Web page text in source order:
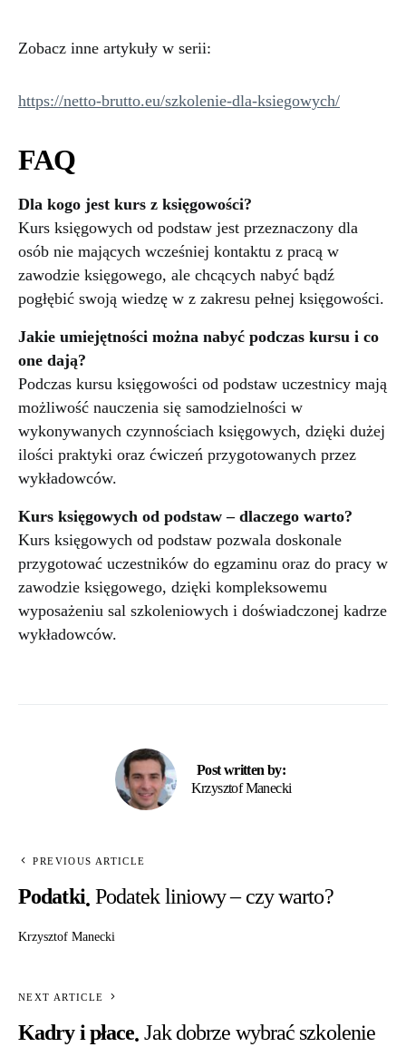
Zobacz inne artykuły w serii:
https://netto-brutto.eu/szkolenie-dla-ksiegowych/
FAQ
Dla kogo jest kurs z księgowości?
Kurs księgowych od podstaw jest przeznaczony dla
osób nie mających wcześniej kontaktu z pracą w
zawodzie księgowego, ale chcących nabyć bądź
pogłębić swoją wiedzę w z zakresu pełnej księgowości.
Jakie umiejętności można nabyć podczas kursu i co
one dają?
Podczas kursu księgowości od podstaw uczestnicy mają
możliwość nauczenia się samodzielności w
wykonywanych czynnościach księgowych, dzięki dużej
ilości praktyki oraz ćwiczeń przygotowanych przez
wykładowców.
Kurs księgowych od podstaw – dlaczego warto?
Kurs księgowych od podstaw pozwala doskonale
przygotować uczestników do egzaminu oraz do pracy w
zawodzie księgowego, dzięki kompleksowemu
wyposażeniu sal szkoleniowych i doświadczonej kadrze
wykładowców.
Post written by:
Krzysztof Manecki
PREVIOUS ARTICLE
Podatki Podatek liniowy – czy warto?
Krzysztof Manecki
NEXT ARTICLE
Kadry i płace Jak dobrze wybrać szkolenie